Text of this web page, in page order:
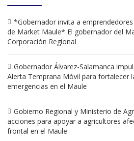
*Gobernador invita a
de Market Maule* El gobernador del
Corporación Regional
Gobernador Álvarez-Salamanca
Alerta Temprana Móvil para fortalecer
emergencias en el Maule
Gobierno Regional y Ministerio de
acciones para apoyar a agricultores
frontal en el Maule